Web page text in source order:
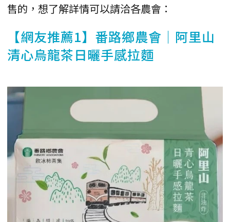
售的，想了解詳情可以請洽各農會：
【網友推薦1】番路鄉農會｜阿里山
清心烏龍茶日曬手感拉麵